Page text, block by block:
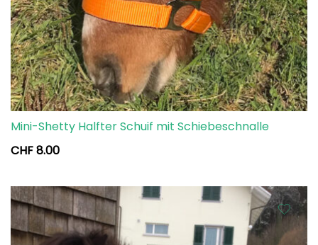
Mini-Shetty Halfter Schuif mit Schiebeschnalle
CHF8.00